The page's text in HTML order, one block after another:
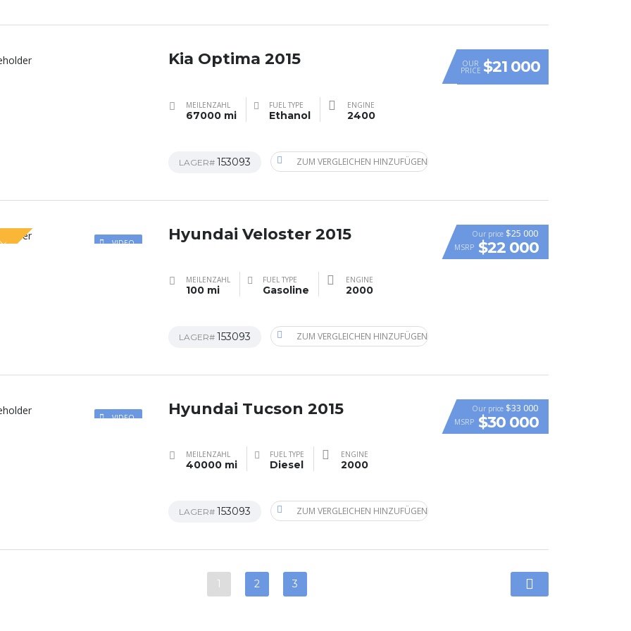
OUR
PRICE $21 000
Kia Optima 2015
MEILENZAHL
67000 mi
FUEL TYPE
Ethanol
ENGINE
2400
LAGER# 153093 ZUM VERGLEICHEN HINZUFÜGEN
VIDEO
Our price $25 000
MSRP $22 000
Hyundai Veloster 2015
MEILENZAHL
100 mi
FUEL TYPE
Gasoline
ENGINE
2000
LAGER# 153093 ZUM VERGLEICHEN HINZUFÜGEN
VIDEO
Our price $33 000
MSRP $30 000
Hyundai Tucson 2015
MEILENZAHL
40000 mi
FUEL TYPE
Diesel
ENGINE
2000
LAGER# 153093 ZUM VERGLEICHEN HINZUFÜGEN
1 2 3